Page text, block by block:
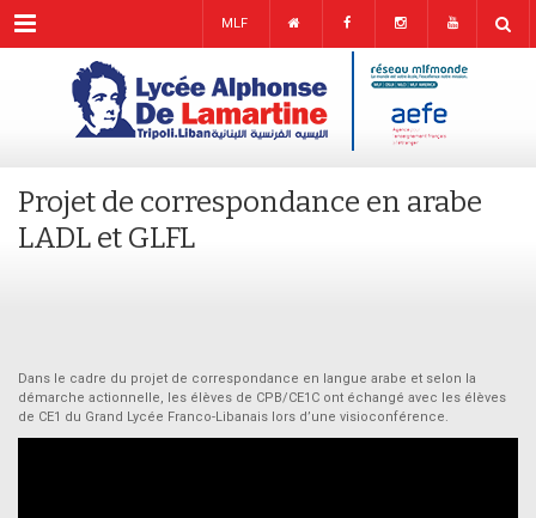
Menu MLF
Projet de correspondance en arabe
LADL et GLFL
Dans le cadre du projet de correspondance en langue arabe et selon la
démarche actionnelle, les élèves de CPB/CE1C ont échangé avec les élèves
de CE1 du Grand Lycée Franco-Libanais lors d’une visioconférence.